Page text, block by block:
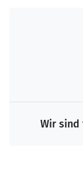
Wir sind